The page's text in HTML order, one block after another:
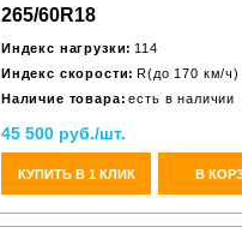
265/60R18
Индекс нагрузки: 114
Индекс скорости: R(до 170 км/ч)
Наличие товара: есть в наличии
45 500 руб./шт.
КУПИТЬ В 1 КЛИК В